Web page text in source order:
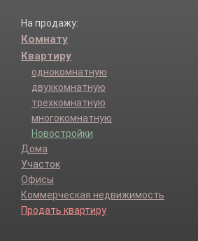
На продажу:
Комнату
Квартиру
однокомнатную
двухкомнатную
трехкомнатную
многокомнатную
Новостройки
Дома
Участок
Офисы
Коммерческая недвижимость
Продать квартиру